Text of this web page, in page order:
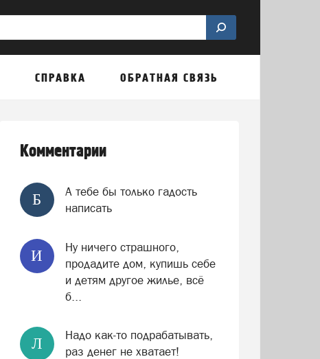
СПРАВКА ОБРАТНАЯ СВЯЗЬ
Комментарии
Б
А тебе бы только гадость
написать
И
Ну ничего страшного,
продадите дом, купишь себе
и детям другое жилье, всё
б...
Л
Надо как-то подрабатывать,
раз денег не хватает!